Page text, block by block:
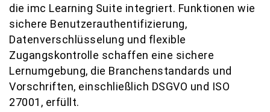
die imc Learning Suite integriert. Funktionen wie
sichere Benutzerauthentifizierung,
Datenverschlüsselung und flexible
Zugangskontrolle schaffen eine sichere
Lernumgebung, die Branchenstandards und
Vorschriften, einschließlich DSGVO und ISO
27001, erfüllt.